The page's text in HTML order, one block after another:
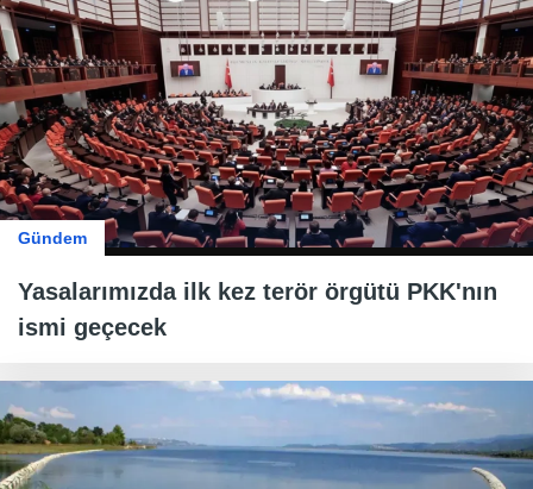
Gündem
Yasalarımızda ilk kez terör örgütü PKK'nın
ismi geçecek